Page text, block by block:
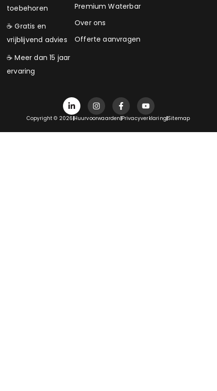
toebehoren
☕ Gratis en
vrijblijvend advies
☕ Meer dan 15 jaar
ervaring
Premium Waterbar
Over ons
Offerte aanvragen
Copyright © 2026 Huurvoorwaarden PrivacyverklaringSitemap